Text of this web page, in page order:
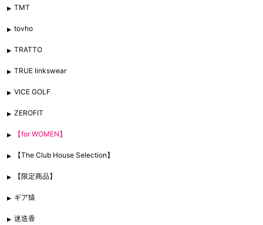
TMT
tovho
TRATTO
TRUE linkswear
VICE GOLF
ZEROFIT
【for WOMEN】
【The Club House Selection】
【限定商品】
ギア猿
迷迭香